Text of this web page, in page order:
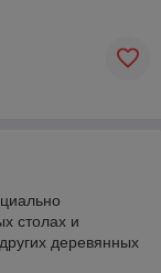
столах и
деревянных